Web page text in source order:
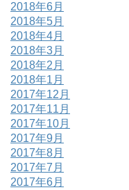
2018年6月
2018年5月
2018年4月
2018年3月
2018年2月
2018年1月
2017年12月
2017年11月
2017年10月
2017年9月
2017年8月
2017年7月
2017年6月